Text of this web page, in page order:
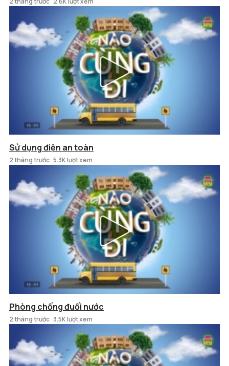
Sử dụng điện an toàn
2 tháng trước 5.3K lượt xem
Phòng chống đuối nước
2 tháng trước 3.5K lượt xem